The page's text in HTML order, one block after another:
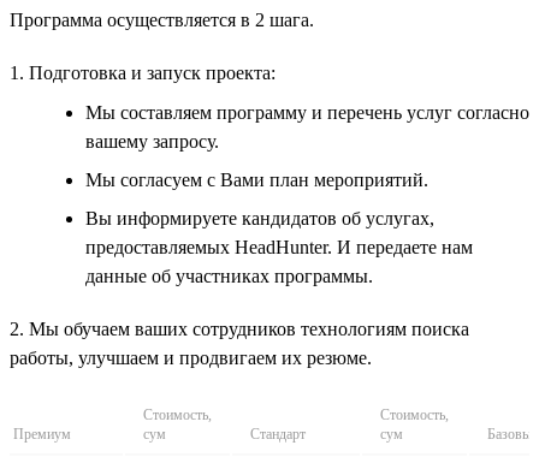
Программа осуществляется в 2 шага.
1. Подготовка и запуск проекта:
Мы составляем программу и перечень услуг согласно
вашему запросу.
Мы согласуем с Вами план мероприятий.
Вы информируете кандидатов об услугах,
предоставляемых HeadHunter. И передаете нам
данные об участниках программы.
2. Мы обучаем ваших сотрудников технологиям поиска
работы, улучшаем и продвигаем их резюме.
Премиум
Стоимость,
сум
Стандарт
Стоимость,
сум
Базовый